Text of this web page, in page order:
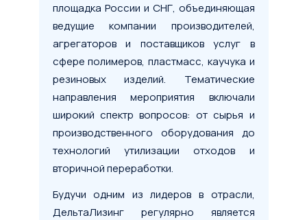
площадка России и СНГ, объединяющая
ведущие компании производителей,
агрегаторов и поставщиков услуг в
сфере полимеров, пластмасс, каучука и
резиновых изделий. Тематические
направления мероприятия включали
широкий спектр вопросов: от сырья и
производственного оборудования до
технологий утилизации отходов и
вторичной переработки.
Будучи одним из лидеров в отрасли,
ДельтаЛизинг регулярно является